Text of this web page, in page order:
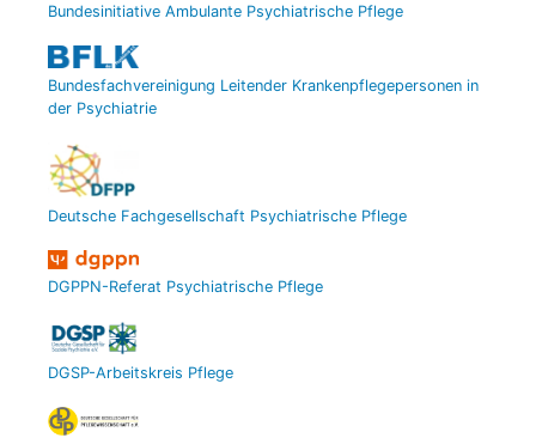
Bundesinitiative Ambulante Psychiatrische Pflege
Bundesfachvereinigung Leitender Krankenpflegepersonen in
der Psychiatrie
Deutsche Fachgesellschaft Psychiatrische Pflege
DGPPN-Referat Psychiatrische Pflege
DGSP-Arbeitskreis Pflege